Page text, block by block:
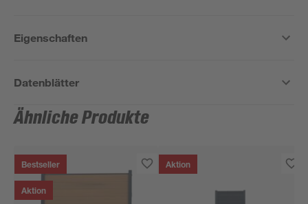
Eigenschaften
Datenblätter
Ähnliche Produkte
Bestseller
Aktion
Aktion